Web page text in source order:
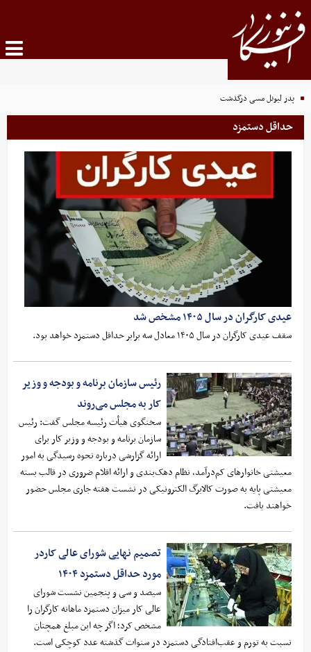
پدر لیونل مسی درگذشت
حداقل دستمزد
عیدی کارگران در سال ۱۴۰۵ مشخص شد
سقف عیدی کارگران در سال ۱۴۰۵ معادل سه برابر حداقل دستمزد خواهد بود.
رئیس سازمان برنامه و بودجه و وزیر
کار به مجلس می‌روند
سخنگوی هیأت رئیسه مجلس گفت: رئیس
سازمان برنامه و بودجه و وزیر کار برای
ارائه گزارشی درباره نحوه رسیدگی به امور
معیشتی خانوارهای کم‌درآمد، نظام دهک‌بندی و ارائه اقلام ضروری در قالب بسته
معیشتی پایه به صورت کالابرگ الکترونیکی در نشست هفته جاری مجلس حضور
خواهند یافت.
تصمیم نهایی شورای عالی کاردر
مورد حداقل دستمزد ۱۴۰۴
سیصد و سی و پنجمین نشست شورای
عالی کار میزان دستمزد ماهانه کارگران را
مشخص کرد؛ اگر چه این مبلغ همچنان
نسبت به تورم و عقب‌افتادگی دستمزد در سنوات گذشته عدد کوچکی است.